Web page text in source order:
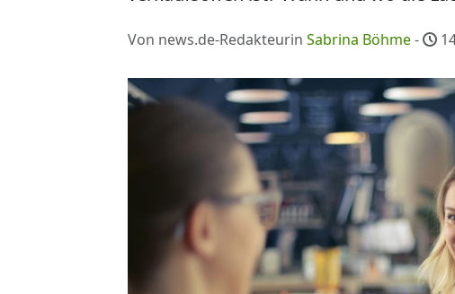
Von news.de-Redakteurin Sabrina Böhme-